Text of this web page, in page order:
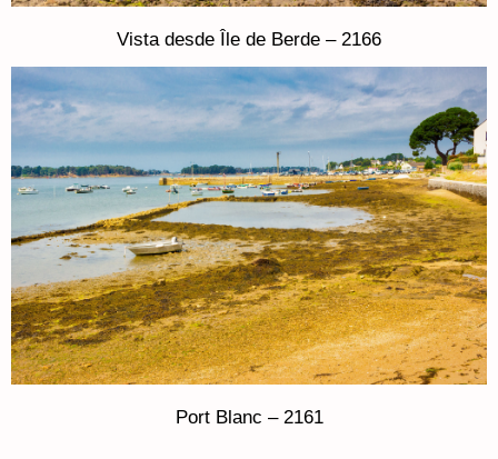
Vista desde Île de Berde – 2166
Port Blanc – 2161